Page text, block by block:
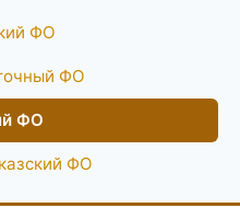
ФО
ФО
ФО
ФО